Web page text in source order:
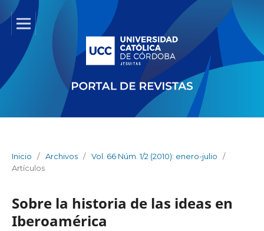
Inicio / Archivos / Vol. 66 Núm. 1/2 (2010): enero-julio
/
Artículos
Sobre la historia de las ideas en
Iberoamérica